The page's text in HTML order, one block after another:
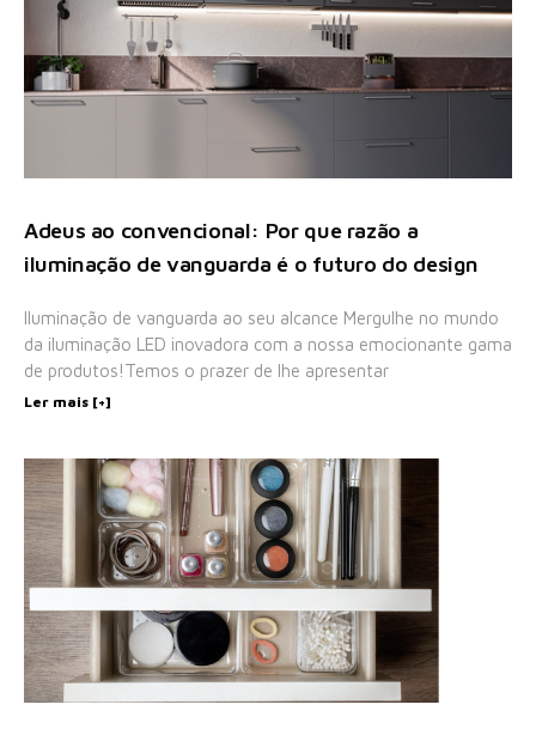
Adeus ao convencional: Por que razão a
iluminação de vanguarda é o futuro do design
Iluminação de vanguarda ao seu alcance Mergulhe no mundo
da iluminação LED inovadora com a nossa emocionante gama
de produtos!Temos o prazer de lhe apresentar
Ler mais [+]